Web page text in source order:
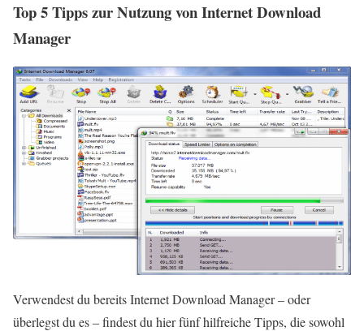
Top 5 Tipps zur Nutzung von Internet Download
Manager
Verwendest du bereits Internet Download Manager – oder
überlegst du es – findest du hier fünf hilfreiche Tipps, die sowohl